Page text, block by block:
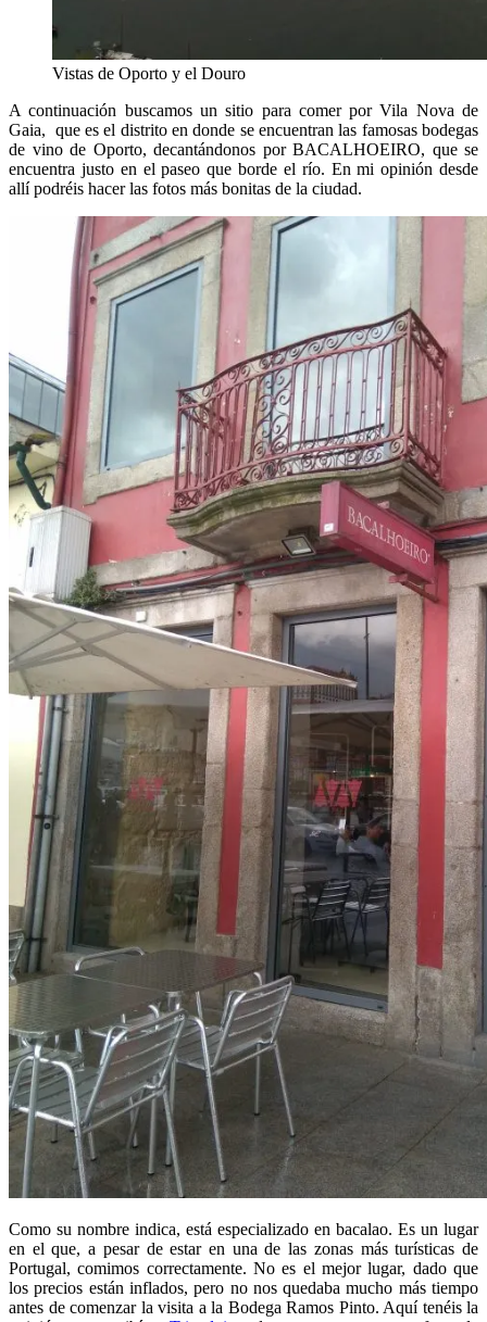
Vistas de Oporto y el Douro
A continuación buscamos un sitio para comer por Vila Nova de
Gaia, que es el distrito en donde se encuentran las famosas bodegas
de vino de Oporto, decantándonos por BACALHOEIRO, que se
encuentra justo en el paseo que borde el río. En mi opinión desde
allí podréis hacer las fotos más bonitas de la ciudad.
Como su nombre indica, está especializado en bacalao. Es un lugar
en el que, a pesar de estar en una de las zonas más turísticas de
Portugal, comimos correctamente. No es el mejor lugar, dado que
los precios están inflados, pero no nos quedaba mucho más tiempo
antes de comenzar la visita a la Bodega Ramos Pinto. Aquí tenéis la